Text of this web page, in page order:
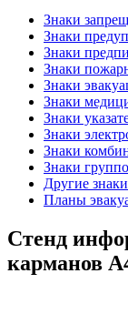
Знаки
Знаки
Знаки
Знаки
Знаки
Знаки
Знаки
Знаки
Знаки
Знаки
Другие знаки
Планы
Стенд
карманов